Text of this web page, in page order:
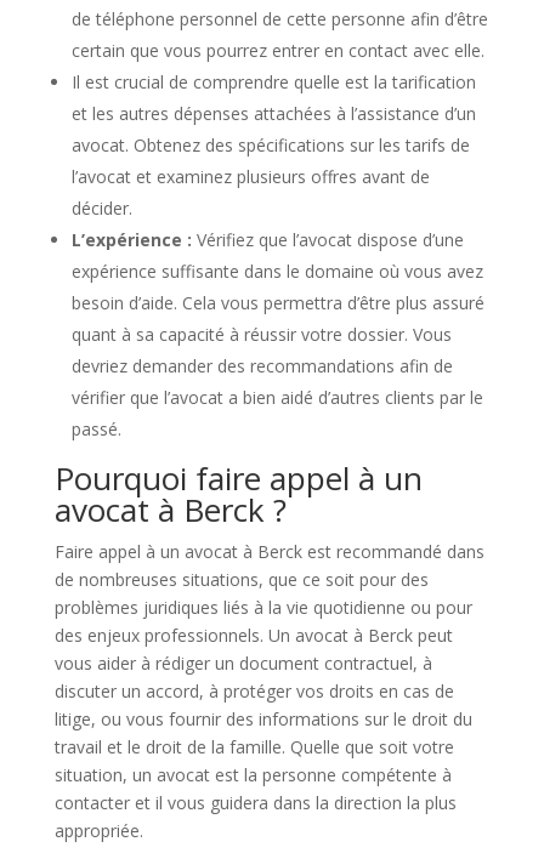
de téléphone personnel de cette personne afin d’être
certain que vous pourrez entrer en contact avec elle.
Il est crucial de comprendre quelle est la tarification
et les autres dépenses attachées à l’assistance d’un
avocat. Obtenez des spécifications sur les tarifs de
l’avocat et examinez plusieurs offres avant de
décider.
L’expérience : Vérifiez que l’avocat dispose d’une
expérience suffisante dans le domaine où vous avez
besoin d’aide. Cela vous permettra d’être plus assuré
quant à sa capacité à réussir votre dossier. Vous
devriez demander des recommandations afin de
vérifier que l’avocat a bien aidé d’autres clients par le
passé.
Pourquoi faire appel à un
avocat à Berck ?
Faire appel à un avocat à Berck est recommandé dans
de nombreuses situations, que ce soit pour des
problèmes juridiques liés à la vie quotidienne ou pour
des enjeux professionnels. Un avocat à Berck peut
vous aider à rédiger un document contractuel, à
discuter un accord, à protéger vos droits en cas de
litige, ou vous fournir des informations sur le droit du
travail et le droit de la famille. Quelle que soit votre
situation, un avocat est la personne compétente à
contacter et il vous guidera dans la direction la plus
appropriée.